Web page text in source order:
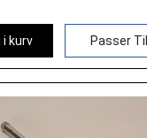
kurv Passer Til..